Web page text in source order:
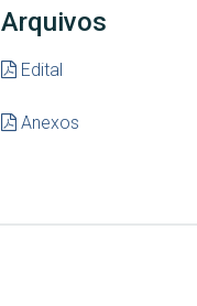
Arquivos
Edital
Anexos